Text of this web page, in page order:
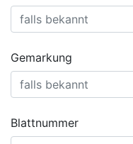
Gemarkung
Blattnummer